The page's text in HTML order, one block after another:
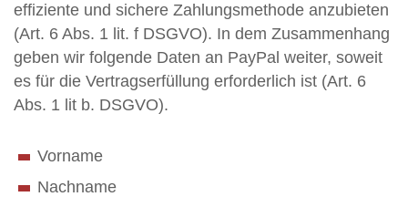
effiziente und sichere Zahlungsmethode anzubieten
(Art. 6 Abs. 1 lit. f DSGVO). In dem Zusammenhang
geben wir folgende Daten an PayPal weiter, soweit
es für die Vertragserfüllung erforderlich ist (Art. 6
Abs. 1 lit b. DSGVO).
Vorname
Nachname